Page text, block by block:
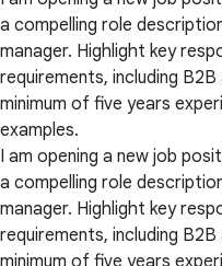
a compelling role
manager. Highlight key
requirements, including
minimum of five years
examples.
I am opening a new job
a compelling role
manager. Highlight key
requirements, including